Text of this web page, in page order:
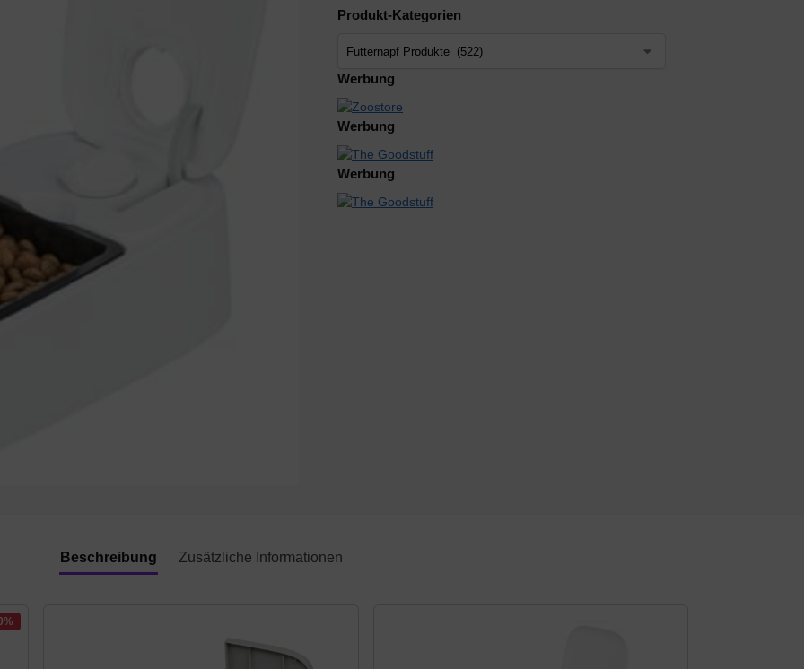
Produkt-Kategorien
Werbung
Werbung
Werbung
Beschreibung Zusätzliche Informationen